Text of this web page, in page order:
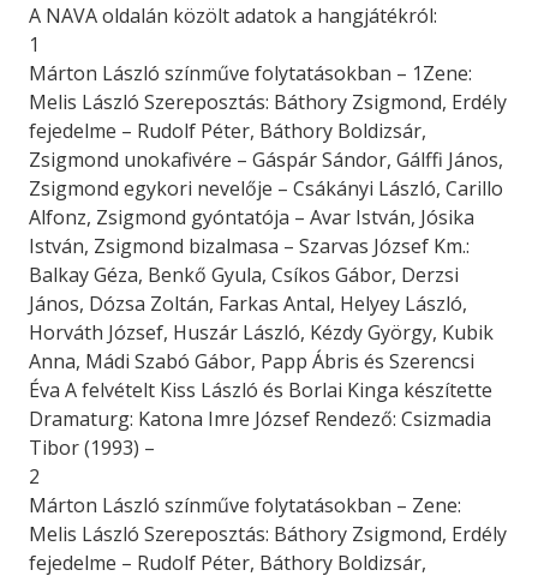
A NAVA oldalán közölt adatok a hangjátékról:
1
Márton László színműve folytatásokban – 1Zene:
Melis László Szereposztás: Báthory Zsigmond, Erdély
fejedelme – Rudolf Péter, Báthory Boldizsár,
Zsigmond unokafivére – Gáspár Sándor, Gálffi János,
Zsigmond egykori nevelője – Csákányi László, Carillo
Alfonz, Zsigmond gyóntatója – Avar István, Jósika
István, Zsigmond bizalmasa – Szarvas József Km.:
Balkay Géza, Benkő Gyula, Csíkos Gábor, Derzsi
János, Dózsa Zoltán, Farkas Antal, Helyey László,
Horváth József, Huszár László, Kézdy György, Kubik
Anna, Mádi Szabó Gábor, Papp Ábris és Szerencsi
Éva A felvételt Kiss László és Borlai Kinga készítette
Dramaturg: Katona Imre József Rendező: Csizmadia
Tibor (1993) –
2
Márton László színműve folytatásokban – Zene:
Melis László Szereposztás: Báthory Zsigmond, Erdély
fejedelme – Rudolf Péter, Báthory Boldizsár,